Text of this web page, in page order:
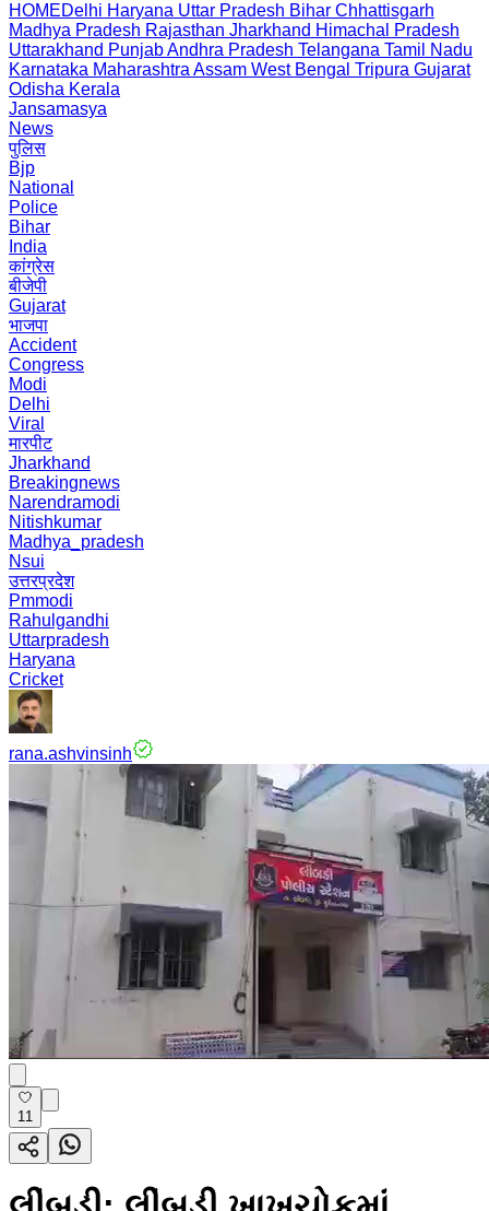
HOMEDelhi Haryana Uttar Pradesh Bihar Chhattisgarh
Madhya Pradesh Rajasthan Jharkhand Himachal Pradesh
Uttarakhand PunjabAndhra Pradesh Telangana Tamil Nadu
Karnataka Maharashtra Assam West Bengal Tripura Gujarat
Odisha Kerala
Jansamasya
News
पुलिस
Bjp
National
Police
Bihar
India
कांग्रेस
बीजेपी
Gujarat
भाजपा
Accident
Congress
Modi
Delhi
Viral
मारपीट
Jharkhand
Breakingnews
Narendramodi
Nitishkumar
Madhya_pradesh
Nsui
उत्तरप्रदेश
Pmmodi
Rahulgandhi
Uttarpradesh
Haryana
Cricket
rana.ashvinsinh
11